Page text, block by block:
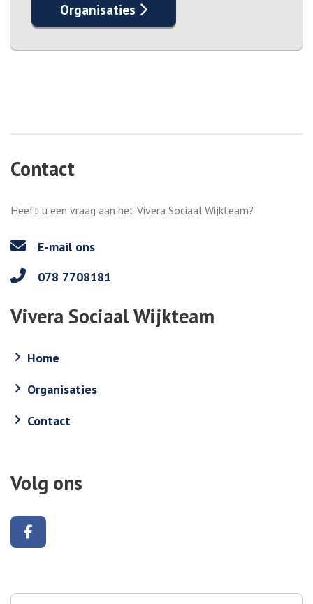
Organisaties
Contact
Heeft u een vraag aan het Vivera Sociaal Wijkteam?
E-mail ons
078 7708181
Vivera Sociaal Wijkteam
Home
Organisaties
Contact
Volg ons